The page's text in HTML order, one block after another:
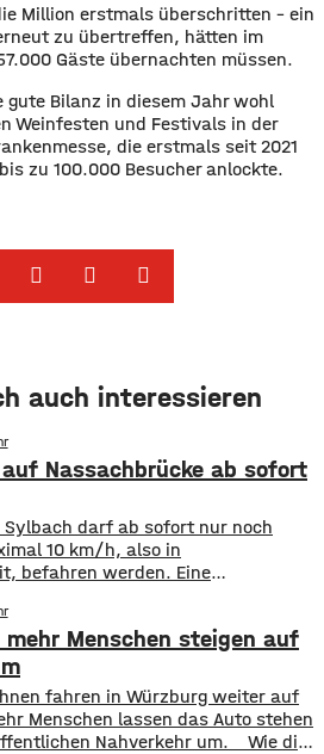
Million erstmals überschritten – ein
zu übertreffen, hätten im
Gäste übernachten müssen.
Bilanz in diesem Jahr wohl
Weinfesten und Festivals in der
die erstmals seit 2021
zu 100.000 Besucher anlockte.
auch interessieren
Nassachbrücke ab sofort
Sylbach darf ab sofort nur noch
10 km/h, also in
befahren werden. Eine
veröffentlicht.
Schwerlastverkehr aufgrund der
Nassachbrücke in Haßfurt
Durch die Begrenzung der
soll das über 50 Jahre
Menschen steigen auf
fahren in Würzburg weiter auf
Menschen lassen das Auto stehen
Nahverkehr um. ​Wie die